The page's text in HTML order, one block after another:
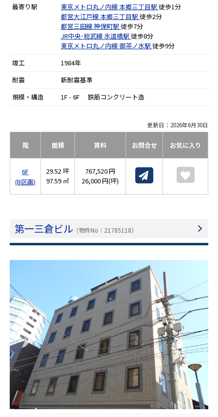
最寄り駅
東京メトロ丸ノ内線本郷三丁目駅 徒歩1分
都営大江戸線本郷三丁目駅 徒歩2分
都営三田線神保町駅 徒歩7分
JR中央･総武線水道橋駅 徒歩8分
東京メトロ丸ノ内線御茶ノ水駅 徒歩9分
竣工
1984年
耐震
新耐震基準
規模・構造
1F - 6F 鉄筋コンクリート造
更新日：2026年6月30日
階 面積 賃料 お問合せ お気に入り
6F
(B区画)
29.52 坪
97.59 ㎡
767,520 円
26,000 円(坪)
第一三倉ビル （物件No：21785118）